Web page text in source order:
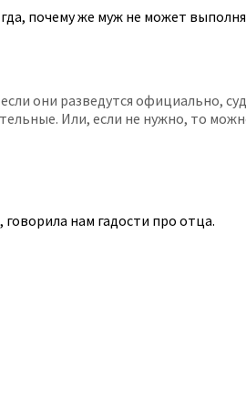
почему же муж не может
они разведутся официально,
Или, если не нужно, то
нам гадости про отца.